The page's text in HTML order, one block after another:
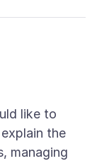
like to
the
managing